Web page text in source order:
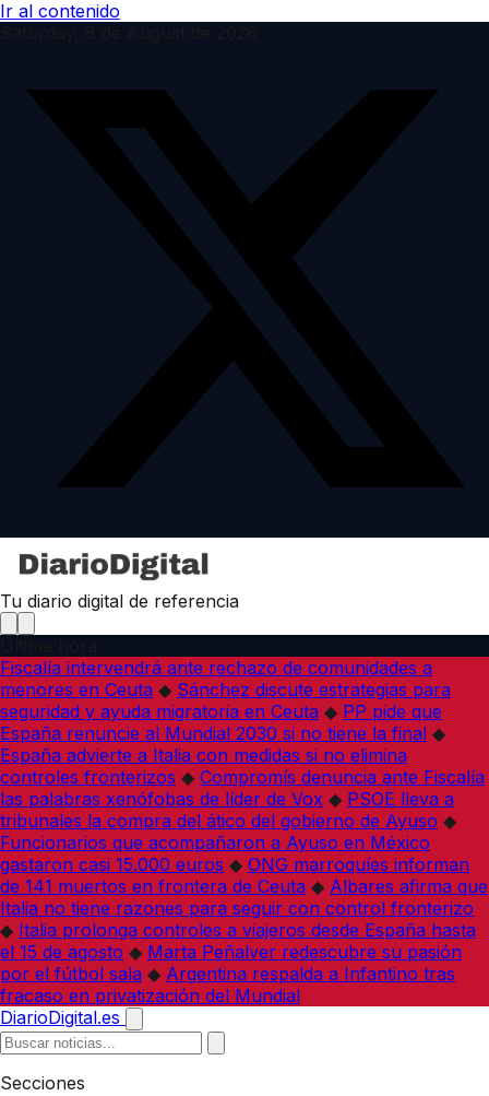
Ir al contenido
Tu diario digital de referencia
Fiscalía intervendrá ante rechazo de comunidades a
menores en Ceuta ◆ Sánchez discute estrategias para
seguridad y ayuda migratoria en Ceuta ◆ PP pide que
España renuncie al Mundial 2030 si no tiene la final ◆
España advierte a Italia con medidas si no elimina
controles fronterizos ◆ Compromís denuncia ante Fiscalía
las palabras xenófobas de líder de Vox ◆ PSOE lleva a
tribunales la compra del ático del gobierno de Ayuso ◆
Funcionarios que acompañaron a Ayuso en México
gastaron casi 15.000 euros ◆ ONG marroquíes informan
de 141 muertos en frontera de Ceuta ◆ Albares afirma que
Italia no tiene razones para seguir con control fronterizo
◆ Italia prolonga controles a viajeros desde España hasta
el 15 de agosto ◆ Marta Peñalver redescubre su pasión
por el fútbol sala ◆ Argentina respalda a Infantino tras
fracaso en privatización del Mundial
DiarioDigital.es
Secciones